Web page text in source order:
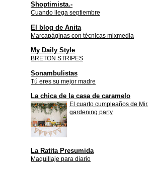
Shoptimista.-
Cuando llega septiembre
El blog de Anita
Marcapáginas con técnicas mixmedia
My Daily Style
BRETON STRIPES
Sonambulistas
Tú eres su mejor madre
La chica de la casa de caramelo
El cuarto cumpleaños de
gardening party
La Ratita Presumida
Maquillaje para diario